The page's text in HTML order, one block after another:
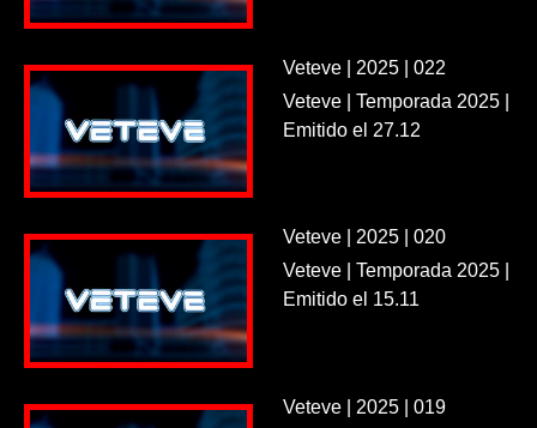
Veteve | 2025 | 022
Veteve | Temporada 2025 |
Emitido el 27.12
Veteve | 2025 | 020
Veteve | Temporada 2025 |
Emitido el 15.11
Veteve | 2025 | 019